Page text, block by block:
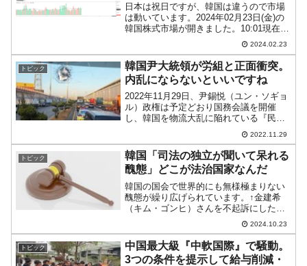
日本は祝日ですが、韓国は違うので市場
は動いています。2024年02月23日(金)の
韓国株式市場が開きました。10:01現在、
KOSPI（韓国総合株価指数）のチャート
は以下のようになっています（チャート
は『Investing.com』より引用...
2024.02.23
トピック
韓国尹大統領が労組と正面衝突。
内乱にならないといいですね
2022年11月29日、尹錫悦（ユン・ソギョ
ル）政権は予定どおり国務会議を開催
し、韓国を物流大乱に陥れている『民主
労総公共運輸労組貨物連帯本部』（貨物
連帯）の無期限ストライキに対して、
「業務開始命令」※を下すことを決めま
した。※業務開始命令...
2022.11.29
トピック
韓国「司法の独立が聞いて呆れる
醜態」どこが法治国家なんだ
韓国の国会で世界的にも無様極まりない
醜態が繰り広げられています。↑金建希
（キム・ゴンヒ）さんを不起訴にした検
察に不満で抗議アピールを行うクズ議員
の皆さん。2024年09月17日、ソウル中央
地検は、金建希（キム・ゴンヒ）さんに
掛けられている「...
2024.10.23
トピック
中国最大級『中軟国際』で騒動。
3つの条件を提示して給与削減・